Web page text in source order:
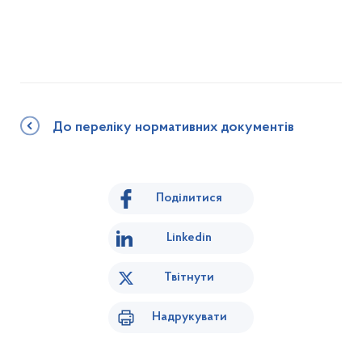
До переліку нормативних документів
Поділитися
Linkedin
Твітнути
Надрукувати